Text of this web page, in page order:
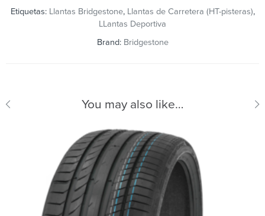
Etiquetas: Llantas Bridgestone, Llantas de Carretera (HT-pisteras),
LLantas Deportiva
Brand: Bridgestone
You may also like…